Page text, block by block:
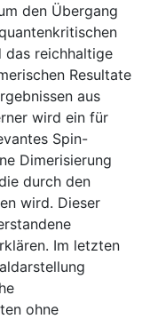
den Übergang
das reichhaltige
Resultate
aus
wird ein für
Spin-
Dimerisierung
durch den
wird. Dieser
Im letzten
ohne